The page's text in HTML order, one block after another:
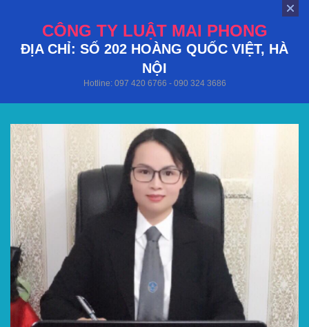
CÔNG TY LUẬT MAI PHONG
ĐỊA CHỈ: SỐ 202 HOÀNG QUỐC VIỆT, HÀ
NỘI
Hotline: 097 420 6766 - 090 324 3686